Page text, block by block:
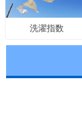
洗濯指数